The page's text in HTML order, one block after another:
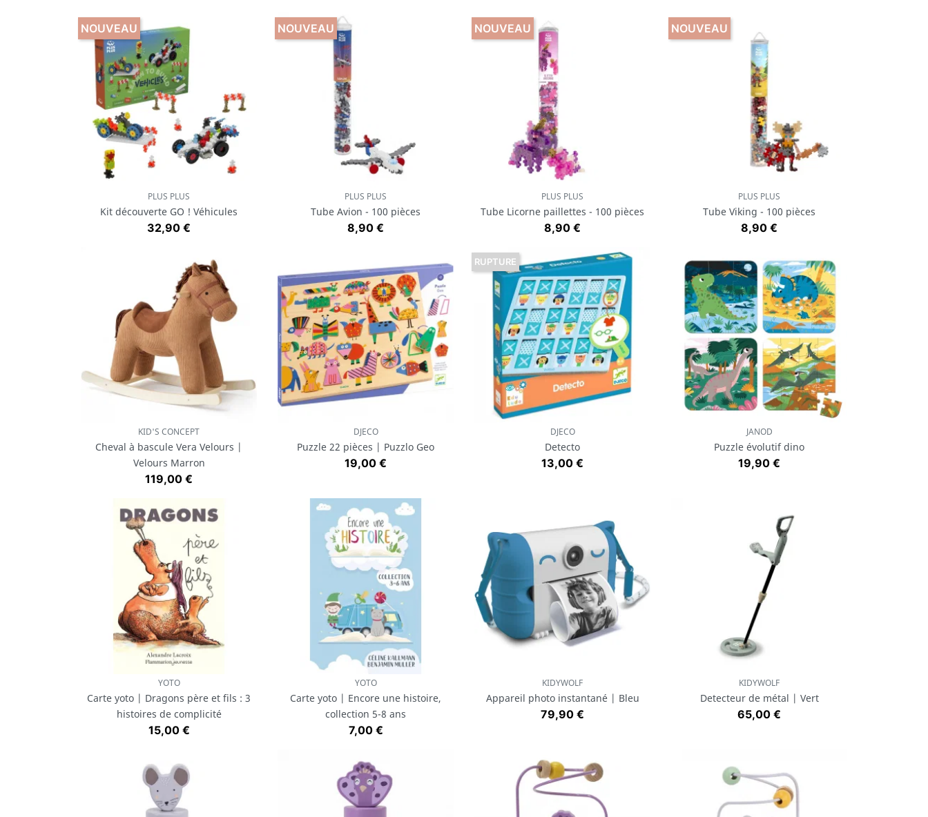
Aperçu rapide
PLUS PLUS
Kit découverte GO ! Véhicules
Prix
32,90 €
NOUVEAU
Aperçu rapide
PLUS PLUS
Tube Avion - 100 pièces
Prix
8,90 €
NOUVEAU
Aperçu rapide
PLUS PLUS
Tube Licorne paillettes - 100 pièces
Prix
8,90 €
NOUVEAU
Aperçu rapide
PLUS PLUS
Tube Viking - 100 pièces
Prix
8,90 €
NOUVEAU
Aperçu rapide
KID'S CONCEPT
Cheval à bascule Vera Velours |
Velours Marron
Prix
119,00 €
Aperçu rapide
DJECO
Puzzle 22 pièces | Puzzlo Geo
Prix
19,00 €
Aperçu rapide
DJECO
Detecto
Prix
13,00 €
RUPTURE
Aperçu rapide
JANOD
Puzzle évolutif dino
Prix
19,90 €
Aperçu rapide
YOTO
Carte yoto | Dragons père et fils : 3
histoires de complicité
Prix
15,00 €
Aperçu rapide
YOTO
Carte yoto | Encore une histoire,
collection 5-8 ans
Prix
7,00 €
Aperçu rapide
KIDYWOLF
Appareil photo instantané | Bleu
Prix
79,90 €
Aperçu rapide
KIDYWOLF
Detecteur de métal | Vert
Prix
65,00 €